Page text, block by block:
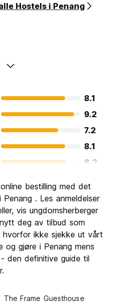
Hostels i Penang
8.1
9.2
7.2
8.1
8.2
8.9
6.8
8.5
bestilling med det
. Les anmeldelser
vis ungdomsherberger
deg av tilbud som
hvorfor ikke sjekke ut vårt
gjøre i Penang mens
den definitive guide til
The Frame Guesthouse